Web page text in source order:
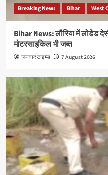
Breaking News Bihar West
Bihar News: लौरिया में लोडेड
मोटरसाइकिल भी जब्त
जनवाद टाइम्स 7 August 2026